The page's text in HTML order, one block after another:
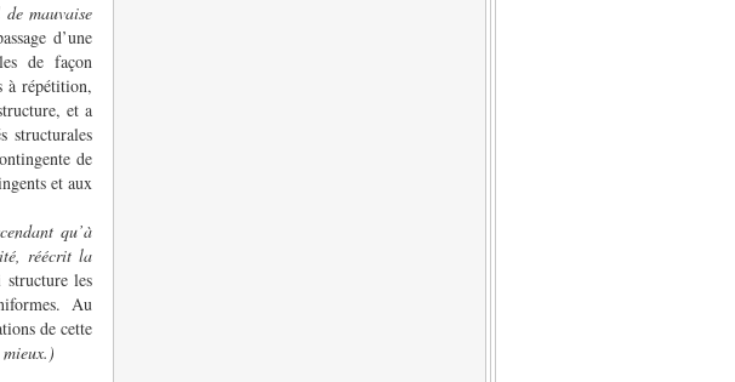
mauvaise
d’une
de façon
à répétition,
et a
structurales
de
et aux
qu’à
réécrit la
structure les
Au
de cette